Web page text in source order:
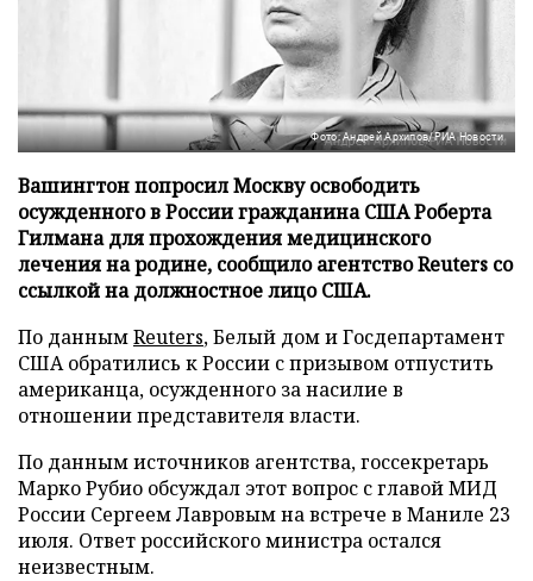
Фото: Андрей Архипов/РИА Новости
Вашингтон попросил Москву освободить
осужденного в России гражданина США Роберта
Гилмана для прохождения медицинского
лечения на родине, сообщило агентство Reuters со
ссылкой на должностное лицо США.
По даннымReuters, Белый дом и Госдепартамент
США обратились к России с призывом отпустить
американца, осужденного за насилие в
отношении представителя власти.
По данным источников агентства, госсекретарь
Марко Рубио обсуждал этот вопрос с главой МИД
России Сергеем Лавровым на встрече в Маниле 23
июля. Ответ российского министра остался
неизвестным.